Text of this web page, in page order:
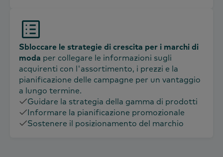
Sbloccare le strategie di crescita per i marchi di
moda per collegare le informazioni sugli
acquirenti con l'assortimento, i prezzi e la
pianificazione delle campagne per un vantaggio
a lungo termine.
Guidare la strategia della gamma di prodotti
Informare la pianificazione promozionale
Sostenere il posizionamento del marchio